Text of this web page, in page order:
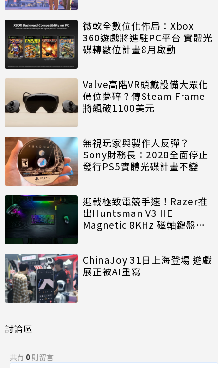
微軟全數位化佈局：Xbox
360遊戲將進駐PC平台 實體光
碟轉數位計畫8月啟動
Valve高階VR頭戴設備大眾化
價位夢碎？傳Steam Frame
將飆破1100美元
無視玩家與製作人反彈？
Sony財務長：2028全面停止
發行PS5實體光碟計畫不變
迎戰極致電競手速！Razer推
出Huntsman V3 HE
Magnetic 8KHz 磁軸鍵盤效
ChinaJoy 31日上海登場 遊戲
展正被AI重寫
討論區
共有 0則留言